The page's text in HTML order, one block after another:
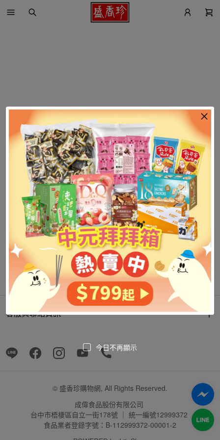
找不到這個商品
客服與聯絡資訊
© 盛香珍購物網, All Rights Reserved.
成偉食品股份有限公司
台中市梧棲區自立一街178號 ｜ 統一編號12999372
食品業者登錄字號：B-112999372-00001-2
今日不再顯示